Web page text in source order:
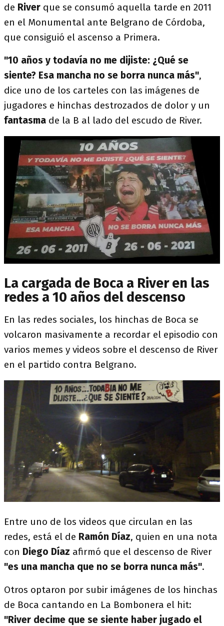
de River que se consumó aquella tarde en 2011
en el Monumental ante Belgrano de Córdoba,
que consiguió el ascenso a Primera.
"10 años y todavía no me dijiste: ¿Qué se
siente? Esa mancha no se borra nunca más",
dice uno de los carteles con las imágenes de
jugadores e hinchas destrozados de dolor y un
fantasma de la B al lado del escudo de River.
La cargada de Boca a River en las
redes a 10 años del descenso
En las redes sociales, los hinchas de Boca se
volcaron masivamente a recordar el episodio con
varios memes y videos sobre el descenso de River
en el partido contra Belgrano.
Entre uno de los videos que circulan en las
redes, está el de Ramón Díaz, quien en una nota
con Diego Díaz afirmó que el descenso de River
"es una mancha que no se borra nunca más".
Otros optaron por subir imágenes de los hinchas
de Boca cantando en La Bombonera el hit:
"River decime que se siente haber jugado el